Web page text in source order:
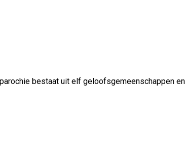
bestaat uit elf geloofsgemeenschappen